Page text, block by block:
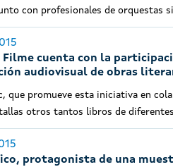
con profesionales de orquestas
Filme cuenta con la
audiovisual de obras
que promueve esta iniciativa en
otros tantos libros de
protagonista de una